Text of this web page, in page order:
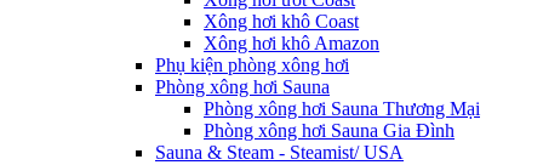
Xông hơi khô Coast
Xông hơi khô Amazon
Phụ kiện phòng xông hơi
Phòng xông hơi Sauna
Phòng xông hơi Sauna Thương Mại
Phòng xông hơi Sauna Gia Đình
Sauna & Steam - Steamist/ USA